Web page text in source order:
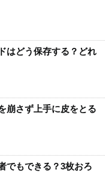
はどう保存する？どれ
崩さず上手に皮をとる
でもできる？3枚おろ